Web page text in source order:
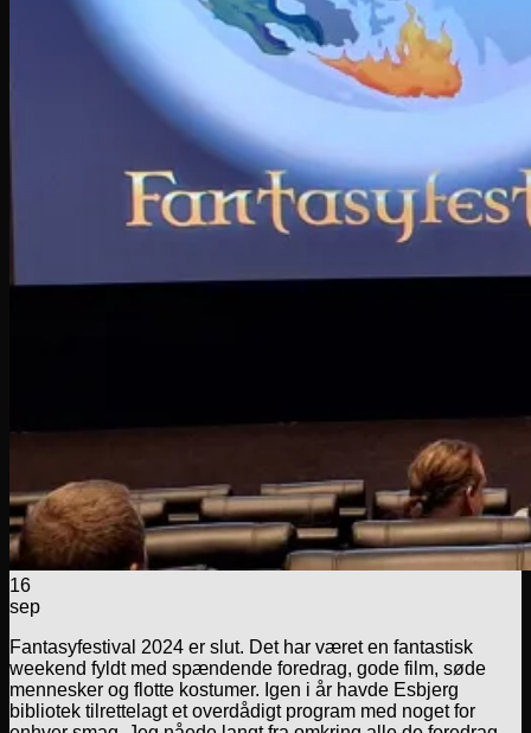
16
sep
Fantasyfestival 2024 er slut. Det har været en fantastisk
weekend fyldt med spændende foredrag, gode film, søde
mennesker og flotte kostumer. Igen i år havde Esbjerg
bibliotek tilrettelagt et overdådigt program med noget for